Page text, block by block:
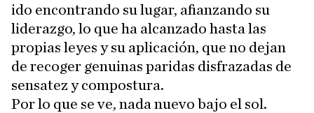
ido encontrando su lugar, afianzando su
liderazgo, lo que ha alcanzado hasta las
propias leyes y su aplicación, que no dejan
de recoger genuinas paridas disfrazadas de
sensatez y compostura.
Por lo que se ve, nada nuevo bajo el sol.